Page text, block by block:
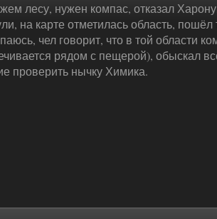
лесу, нужен компас, отказал
на карте отметилась область,
чел говорит, что в той области
рядом с пещерой), обыскал
проверить нычку Химика.